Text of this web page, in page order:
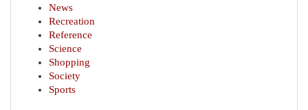
News
Recreation
Reference
Science
Shopping
Society
Sports